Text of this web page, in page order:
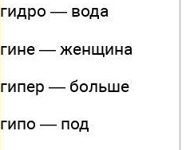
гидро — вода
гине — женщина
гипер — больше
гипо — под